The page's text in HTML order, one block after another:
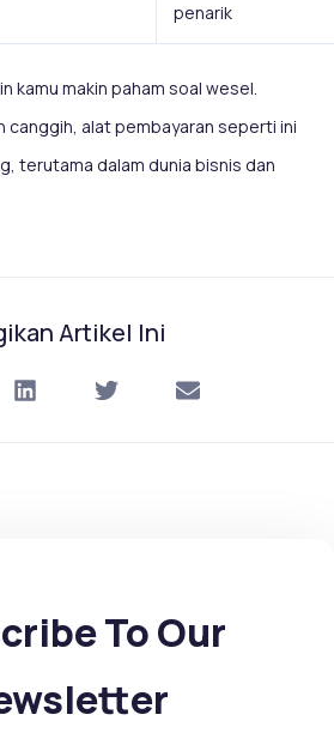
penarik
kamu makin paham soal wesel.
canggih, alat pembayaran seperti ini
terutama dalam dunia bisnis dan
Artikel Ini
To Our